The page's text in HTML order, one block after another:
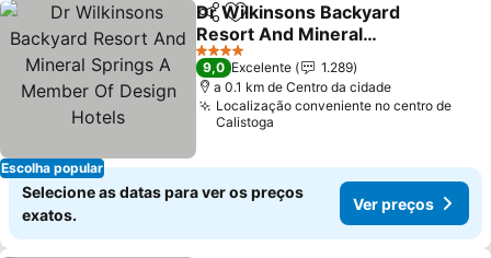
Escolha popular
PartilharAdicionar aos favoritos
Dr Wilkinsons Backyard
Resort And Mineral
Springs A Member Of
Design Hotels
4 Estrelas
9,0 Excelente
1.289
a 0.1 km de Centro da cidade
Localização conveniente no centro de
Calistoga
Selecione as datas para ver os preços
exatos.
Ver preços